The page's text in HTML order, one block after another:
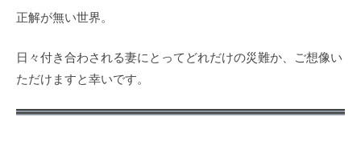
正解が無い世界。
日々付き合わされる妻にとってどれだけの災難か、ご想像い
ただけますと幸いです。